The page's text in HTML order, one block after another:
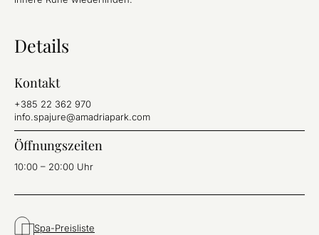
Details
Kontakt
+385 22 362 970
info.spajure@amadriapark.com
Öffnungszeiten
10:00 – 20:00 Uhr
Spa-Preisliste